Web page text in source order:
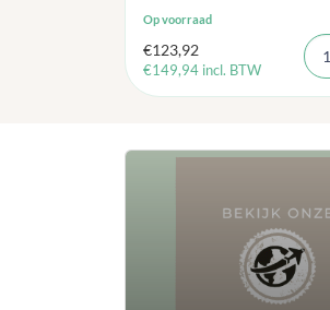
Op voorraad
€123,92
€149,94 incl. BTW